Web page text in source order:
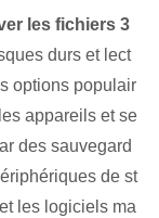
les fichiers 3
durs et lect
options populair
appareils et se
des sauvegard
de st
les logiciels ma